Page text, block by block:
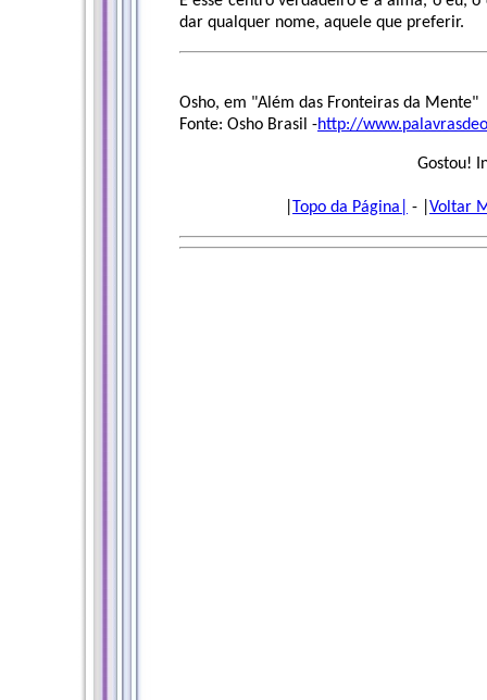
dar qualquer nome, aquele que preferir.
Osho, em "Além das Fronteiras da Mente"
Fonte: Osho Brasil -http://
Gostou!
Topo da Página| - | Voltar